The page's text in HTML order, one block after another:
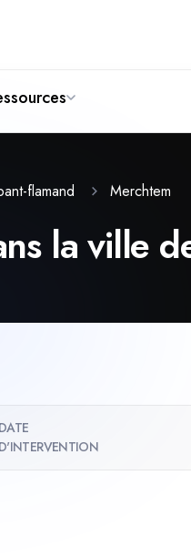
flamand Merchtem
la ville
DATE
D'INTERVENTION